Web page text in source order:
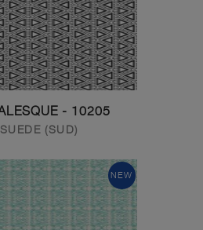
10205 - TRIBALESQUE
SUEDE (SUD)
NEW